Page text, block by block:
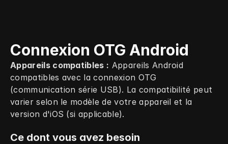
Connexion OTG Android
Appareils compatibles : Appareils Android
compatibles avec la connexion OTG
(communication série USB). La compatibilité peut
varier selon le modèle de votre appareil et la
version d'iOS (si applicable).
Ce dont vous avez besoin